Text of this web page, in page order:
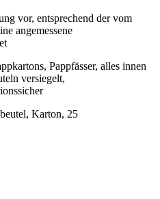
vor, entsprechend der vom
angemessene
Pappfässer, alles innen
versiegelt,
Karton, 25